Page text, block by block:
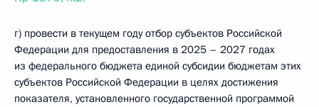
г) провести в текущем году отбор субъектов Российской
Федерации для предоставления в 2025 – 2027 годах
из федерального бюджета единой субсидии бюджетам этих
субъектов Российской Федерации в целях достижения
показателя, установленного государственной программой